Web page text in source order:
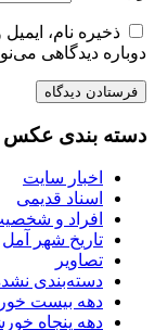
ذخیره نام،
دوباره دیدگاهی
دسته بندی عکس
اخبار سایت
اسناد قدیمی
افراد و
تاریخ شهر آمل
تصاویر
دسته‌بندی
دهه بیست
دهه پنجاه